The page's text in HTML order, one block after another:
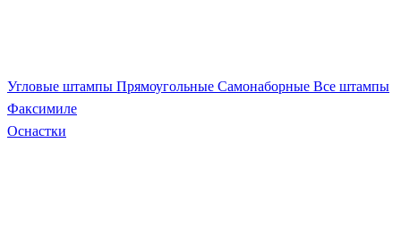
Угловые штампы Прямоугольные Самонаборные Все штампы
Факсимиле
Оснастки